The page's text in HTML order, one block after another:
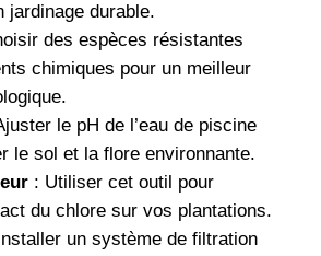
jardinage durable.
des espèces résistantes
chimiques pour un meilleur
le pH de l’eau de piscine
le sol et la flore environnante.
: Utiliser cet outil pour
du chlore sur vos plantations.
un système de filtration